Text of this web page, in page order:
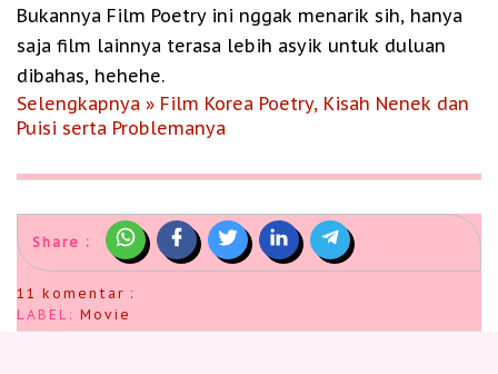
Bukannya Film Poetry ini nggak menarik sih, hanya
saja film lainnya terasa lebih asyik untuk duluan
dibahas, hehehe.
Selengkapnya » Film Korea Poetry, Kisah Nenek dan
Puisi serta Problemanya
Share :
11 komentar :
LABEL: Movie